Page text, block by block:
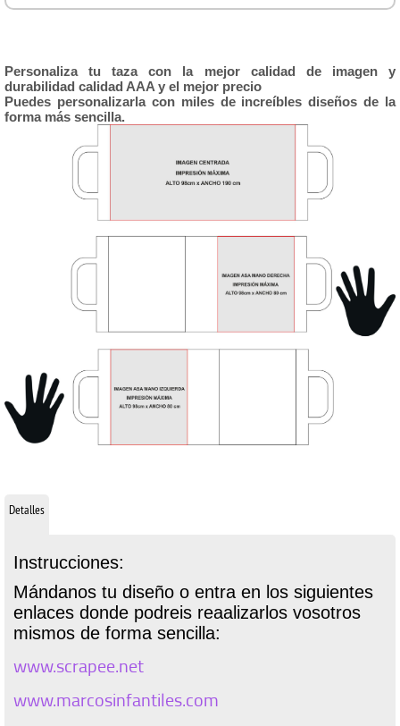
Personaliza tu taza con la mejor calidad de imagen y
durabilidad calidad AAA y el mejor precio
Puedes personalizarla con miles de increíbles diseños de la
forma más sencilla.
Detalles
Instrucciones:
Mándanos tu diseño o entra en los siguientes
enlaces donde podreis reaalizarlos vosotros
mismos de forma sencilla:
www.scrapee.net
www.marcosinfantiles.com